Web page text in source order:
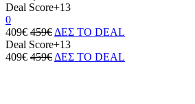
Deal Score+13
0
409€ 459€ ΔΕΣ ΤΟ DEAL
Deal Score+13
409€ 459€ ΔΕΣ ΤΟ DEAL